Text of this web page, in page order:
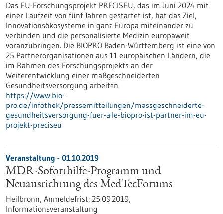
Das EU-Forschungsprojekt PRECISEU, das im Juni 2024 mit
einer Laufzeit von fünf Jahren gestartet ist, hat das Ziel,
Innovationsökosysteme in ganz Europa miteinander zu
verbinden und die personalisierte Medizin europaweit
voranzubringen. Die BIOPRO Baden-Württemberg ist eine von
25 Partnerorganisationen aus 11 europäischen Ländern, die
im Rahmen des Forschungsprojekts an der
Weiterentwicklung einer maßgeschneiderten
Gesundheitsversorgung arbeiten.
https://www.bio-
pro.de/infothek/pressemitteilungen/massgeschneiderte-
gesundheitsversorgung-fuer-alle-biopro-ist-partner-im-eu-
projekt-preciseu
Veranstaltung - 01.10.2019
MDR-Soforthilfe-Programm und
Neuausrichtung des MedTecForums
Heilbronn, Anmeldefrist: 25.09.2019,
Informationsveranstaltung